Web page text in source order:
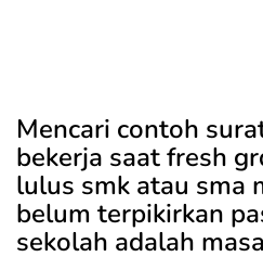
Mencari contoh
bekerja saat fresh
lulus smk atau sma
belum terpikirkan
sekolah adalah